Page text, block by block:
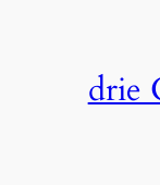
drie